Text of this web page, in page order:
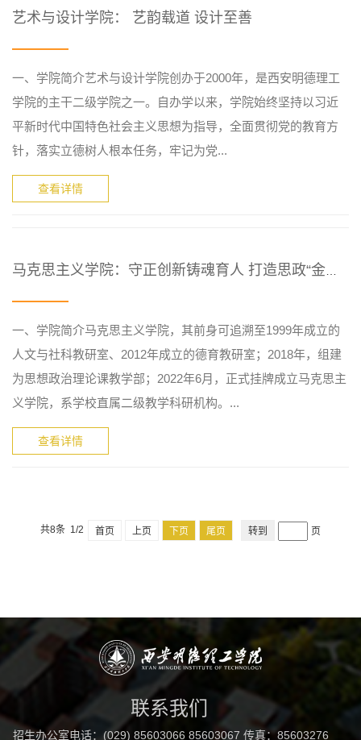
艺术与设计学院： 艺韵载道 设计至善
​一、学院简介艺术与设计学院创办于2000年，是西安明德理工
学院的主干二级学院之一。自办学以来，学院始终坚持以习近
平新时代中国特色社会主义思想为指导，全面贯彻党的教育方
针，落实立德树人根本任务，牢记为党...
查看详情
马克思主义学院：守正创新铸魂育人 打造思政“金课”新高地
一、学院简介马克思主义学院，其前身可追溯至1999年成立的
人文与社科教研室、2012年成立的德育教研室；2018年，组建
为思想政治理论课教学部；2022年6月，正式挂牌成立马克思主
义学院，系学校直属二级教学科研机构。...
查看详情
共8条 1/2 首页 上页 下页 尾页 页
联系我们
招生办公室电话：(029) 85603066 85603067 传真：85603276